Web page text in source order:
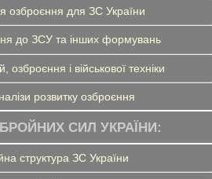
озброєння для ЗС України
до ЗСУ та інших формувань
озброєння і військової техніки
розвитку озброєння
СИЛ УКРАЇНИ:
структура ЗС України